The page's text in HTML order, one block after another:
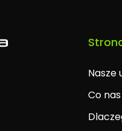
Nasze
Co